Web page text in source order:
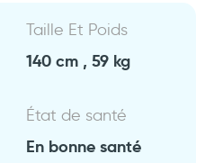
Taille Et Poids
140 cm , 59 kg
État de santé
En bonne santé